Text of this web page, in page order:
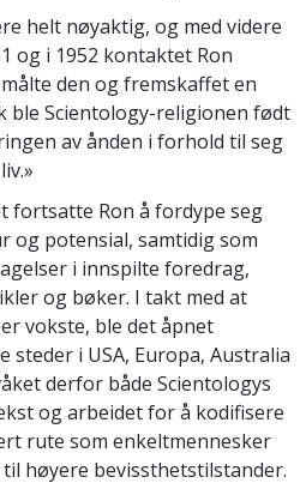
helt nøyaktig, og med videre
og i 1952 kontaktet Ron
den og fremskaffet en
ble Scientology-religionen født
av ånden i forhold til seg
fortsatte Ron å fordype seg
og potensial, samtidig som
i innspilte foredrag,
og bøker. I takt med at
vokste, ble det åpnet
steder i USA, Europa, Australia
derfor både Scientologys
og arbeidet for å kodifisere
rute som enkeltmennesker
høyere bevissthetstilstander.